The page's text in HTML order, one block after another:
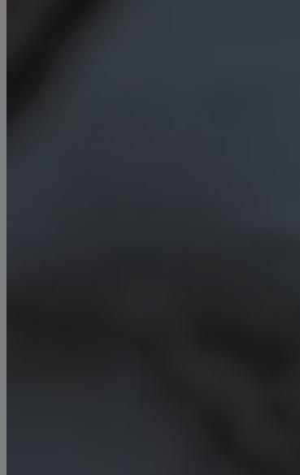
Die Abschlussbearbeitung von
letzten Bearbeitungsschritte, die
angestrebte Qualität, Präzision und